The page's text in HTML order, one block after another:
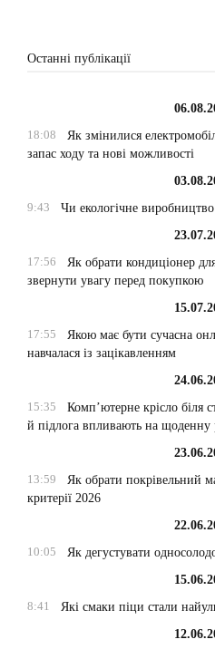
Останні публікації
18:08
Як змінилися
запас ходу та нові можливості
9:43
Чи екологічне
17:56
Як обрати кондиціонер
звернути увагу перед покупкою
17:55
Якою має бути сучасна
навчалася із зацікавленням
15:35
Комп’ютерне крісло біля
й підлога впливають на щоденну
13:59
Як обрати покрівельний
критерії 2026
10:05
Як дегустувати
8:41
Які смаки піци стали